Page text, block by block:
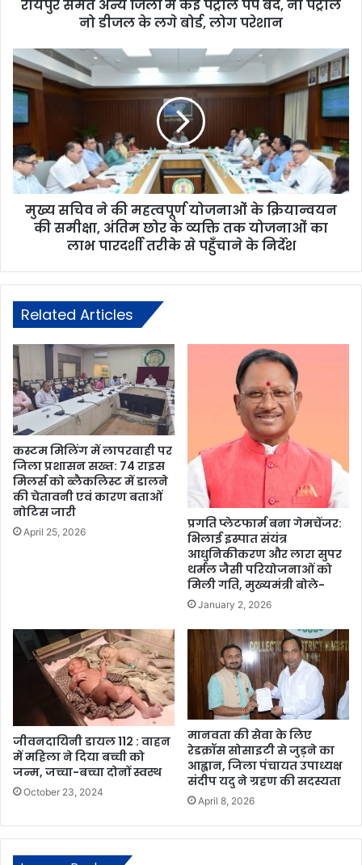
रायपुर समेत अन्य जिलों में कई पेट्रोल पंप बंद, नो पेट्रोल
नो डीजल के लगे बोर्ड, लोग परेशान
मुख्य सचिव ने की महत्वपूर्ण योजनाओं के क्रियान्वयन
की समीक्षा, अंतिम छोर के व्यक्ति तक योजनाओं का
लाभ पारदर्शी तरीके से पहुँचाने के निर्देश
Related Articles
कस्टम मिलिंग में लापरवाही पर
जिला प्रशासन सख्त: 74 राइस
मिलर्स को ब्लैकलिस्ट में डालने
की चेतावनी एवं कारण बताओं
नोटिस जारी
April 25, 2026
प्रगति प्लेटफार्म बना गेमचेंजर:
भिलाई इस्पात संयंत्र
आधुनिकीकरण और लारा सुपर
थर्मल जैसी परियोजनाओं को
मिली गति, मुख्यमंत्री बोले-
January 2, 2026
जीवनदायिनी डायल 112 : वाहन
में महिला ने दिया बच्ची को
जन्म, जच्चा-बच्चा दोनों स्वस्थ
October 23, 2024
मानवता की सेवा के लिए
रेडक्रॉस सोसाइटी से जुड़ने का
आह्वान, जिला पंचायत उपाध्यक्ष
संदीप यदु ने ग्रहण की सदस्यता
April 8, 2026